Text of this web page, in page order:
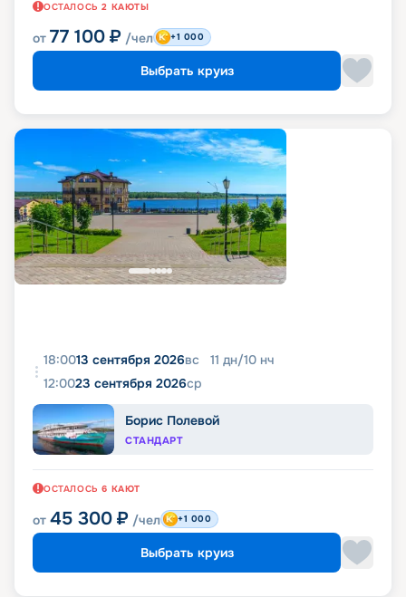
ОСТАЛОСЬ 2 КАЮТЫ
от 77 100 ₽ /чел +1 000
Выбрать круиз
18:0013 сентября 2026вс 11 дн/10 нч
12:0023 сентября 2026ср
Борис Полевой
СТАНДАРТ
ОСТАЛОСЬ 6 КАЮТ
от 45 300 ₽ /чел +1 000
Выбрать круиз